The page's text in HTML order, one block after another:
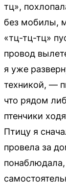
тц»,
без мобилы,
«тц-тц-тц»
провод
я уже
техникой, —
что рядом
птенчики
Птицу я
провела за